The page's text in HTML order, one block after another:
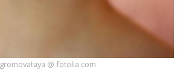
gromovataya @ fotolia.com